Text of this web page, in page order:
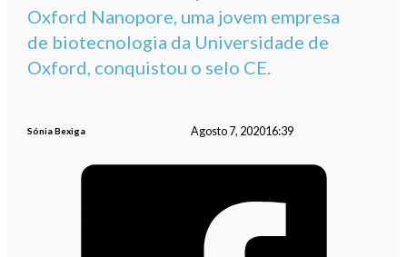
Oxford Nanopore, uma jovem empresa
de biotecnologia da Universidade de
Oxford, conquistou o selo CE.
Sónia Bexiga Agosto 7, 202016:39